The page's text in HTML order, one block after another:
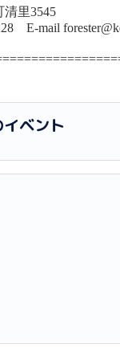
里3545
E-mail
ベント